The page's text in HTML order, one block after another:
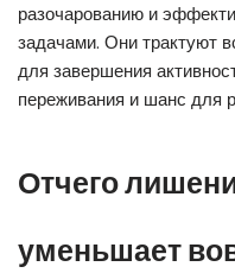
разочарованию и
задачами. Они трактуют
для завершения
переживания и шанс для
Отчего
уменьшает